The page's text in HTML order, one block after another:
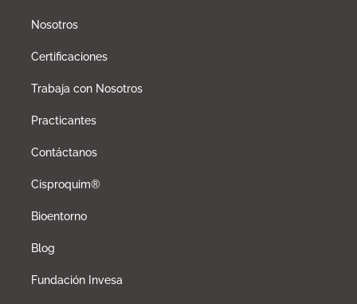
Nosotros
Certificaciones
Trabaja con Nosotros
Practicantes
Contáctanos
Cisproquim®
Bioentorno
Blog
Fundación Invesa